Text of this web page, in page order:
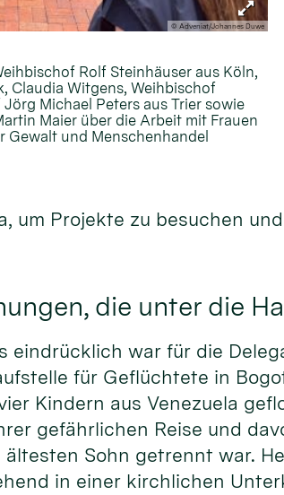
© Adveniat/Johannes Duwe
Rolf Steinhäuser aus Köln,
Claudia Witgens, Weihbischof
Michael Peters aus Trier sowie
Maier über die Arbeit mit Frauen
Gewalt und Menschenhandel
um Projekte zu besuchen
die unter die
eindrücklich war für die
für Geflüchtete in
Kindern aus Venezuela
gefährlichen Reise und
ältesten Sohn getrennt war.
in einer kirchlichen